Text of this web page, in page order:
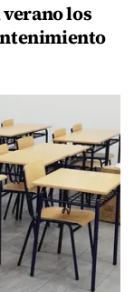
los